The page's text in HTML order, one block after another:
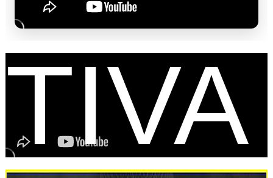
TIVA